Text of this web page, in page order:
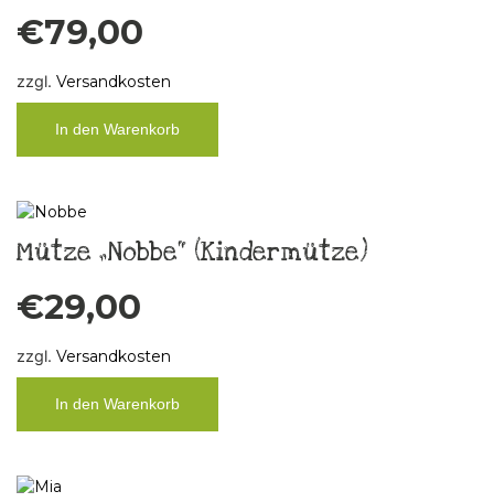
€79,00
zzgl. Versandkosten
In den Warenkorb
Mütze „Nobbe“ (Kindermütze)
€29,00
zzgl. Versandkosten
In den Warenkorb